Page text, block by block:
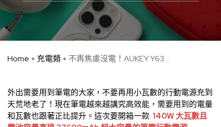
Home 充電類 不再焦慮沒電！AUKEY Y63 ...
外出需要用到筆電的大家，不要再用小瓦數的行動電源充到
天荒地老了！現在筆電越來越講究高效能，需要用到的電量
和瓦數也跟著正比提升。這次要開箱一款 140W 大瓦數且